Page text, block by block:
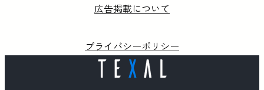
広告掲載について
プライバシーポリシー